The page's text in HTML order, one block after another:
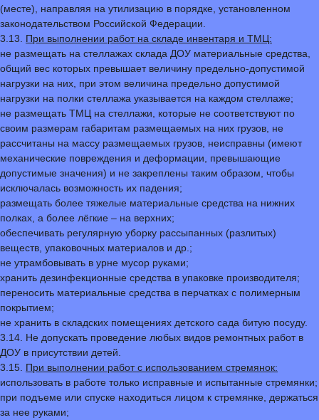
(месте), направляя на утилизацию в порядке, установленном
законодательством Российской Федерации.
3.13. При выполнении работ на складе инвентаря и ТМЦ:
не размещать на стеллажах склада ДОУ материальные средства,
общий вес которых превышает величину предельно-допустимой
нагрузки на них, при этом величина предельно допустимой
нагрузки на полки стеллажа указывается на каждом стеллаже;
не размещать ТМЦ на стеллажи, которые не соответствуют по
своим размерам габаритам размещаемых на них грузов, не
рассчитаны на массу размещаемых грузов, неисправны (имеют
механические повреждения и деформации, превышающие
допустимые значения) и не закреплены таким образом, чтобы
исключалась возможность их падения;
размещать более тяжелые материальные средства на нижних
полках, а более лёгкие – на верхних;
обеспечивать регулярную уборку рассыпанных (разлитых)
веществ, упаковочных материалов и др.;
не утрамбовывать в урне мусор руками;
хранить дезинфекционные средства в упаковке производителя;
переносить материальные средства в перчатках с полимерным
покрытием;
не хранить в складских помещениях детского сада битую посуду.
3.14. Не допускать проведение любых видов ремонтных работ в
ДОУ в присутствии детей.
3.15. При выполнении работ с использованием стремянок:
использовать в работе только исправные и испытанные стремянки;
при подъеме или спуске находиться лицом к стремянке, держаться
за нее руками;